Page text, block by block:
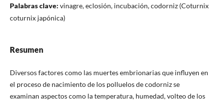
Palabras clave: vinagre, eclosión, incubación, codorniz (Coturnix
coturnix japónica)
Resumen
Diversos factores como las muertes embrionarias que influyen en
el proceso de nacimiento de los polluelos de codorniz se
examinan aspectos como la temperatura, humedad, volteo de los